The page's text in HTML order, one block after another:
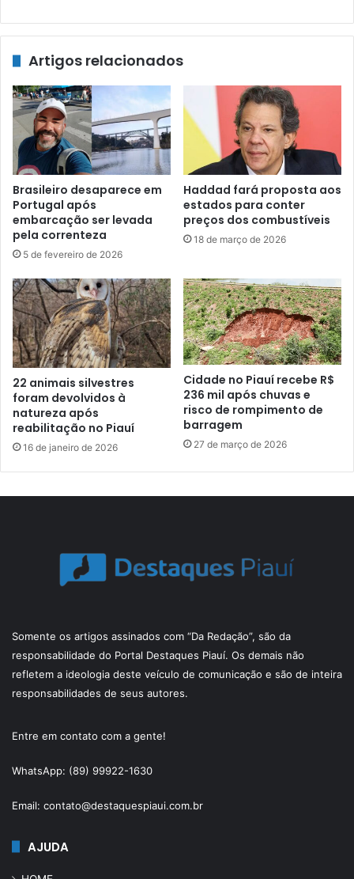
Artigos relacionados
Brasileiro desaparece em
Portugal após
embarcação ser levada
pela correnteza
5 de fevereiro de 2026
Haddad fará proposta aos
estados para conter
preços dos combustíveis
18 de março de 2026
22 animais silvestres
foram devolvidos à
natureza após
reabilitação no Piauí
16 de janeiro de 2026
Cidade no Piauí recebe R$
236 mil após chuvas e
risco de rompimento de
barragem
27 de março de 2026
Somente os artigos assinados com “Da Redação”, são da
responsabilidade do Portal Destaques Piauí. Os demais não
refletem a ideologia deste veículo de comunicação e são de inteira
responsabilidades de seus autores.
Entre em contato com a gente!
WhatsApp: (89) 99922-1630
Email: contato@destaquespiaui.com.br
AJUDA